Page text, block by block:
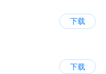
下载
下载